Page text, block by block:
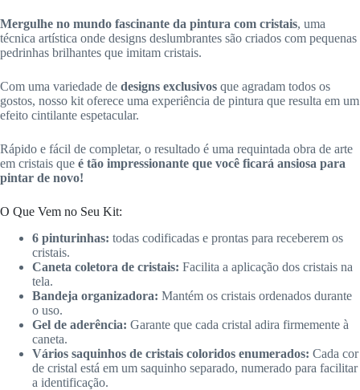
Mergulhe no mundo fascinante da pintura com cristais, uma
técnica artística onde designs deslumbrantes são criados com pequenas
pedrinhas brilhantes que imitam cristais.
Com uma variedade de designs exclusivos que agradam todos os
gostos, nosso kit oferece uma experiência de pintura que resulta em um
efeito cintilante espetacular.
Rápido e fácil de completar, o resultado é uma requintada obra de arte
em cristais que é tão impressionante que você ficará ansiosa para
pintar de novo!
O Que Vem no Seu Kit:
6 pinturinhas: todas codificadas e prontas para receberem os
cristais.
Caneta coletora de cristais: Facilita a aplicação dos cristais na
tela.
Bandeja organizadora: Mantém os cristais ordenados durante
o uso.
Gel de aderência: Garante que cada cristal adira firmemente à
caneta.
Vários saquinhos de cristais coloridos enumerados: Cada cor
de cristal está em um saquinho separado, numerado para facilitar
a identificação.